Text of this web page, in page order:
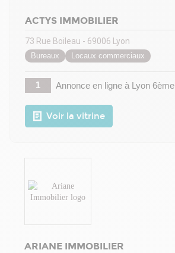
ACTYS IMMOBILIER
73 Rue Boileau - 69006 Lyon
Bureaux Locaux commerciaux
1 Annonce en ligneà Lyon 6ème
Voir la vitrine
ARIANE IMMOBILIER